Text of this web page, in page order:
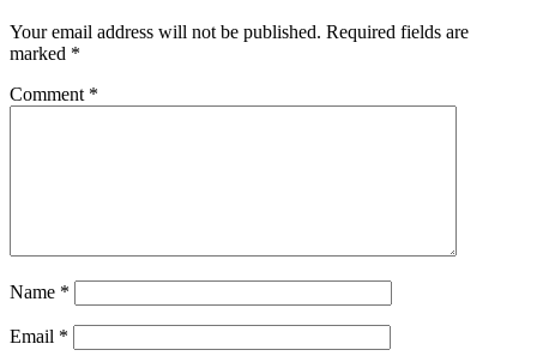
Your email address will not be published. Required fields are
marked *
Comment *
Name *
Email *